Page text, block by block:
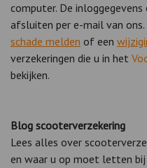
computer. De
afsluiten per e-mail van
schade melden of een
verzekeringen die u in het
bekijken.
Blog scooterverzekering
Lees alles over
en waar u op moet letten